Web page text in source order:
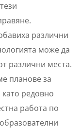
различни
може да
различни места.
планове за
редовно
работа по